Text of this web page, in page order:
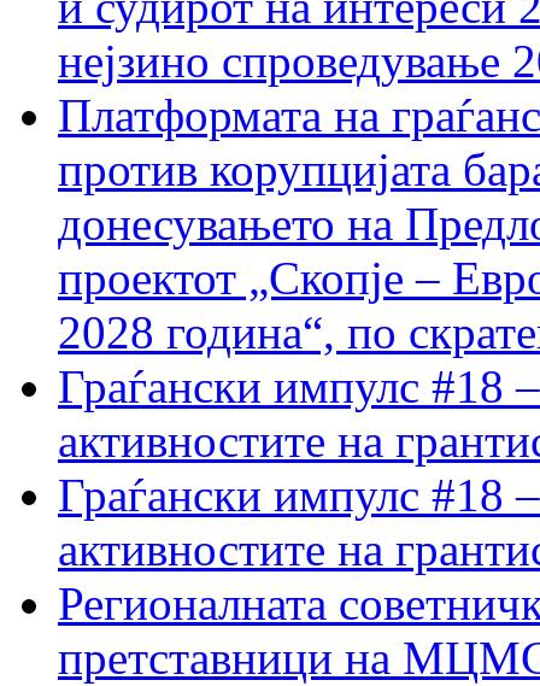
нејзино спроведување
Платформата на
против корупцијата
донесувањето на
проектот „Скопје –
2028 година“, по
Граѓански импулс #18
активностите на
Граѓански импулс #18
активностите на
Регионалната
претставници на МЦМС